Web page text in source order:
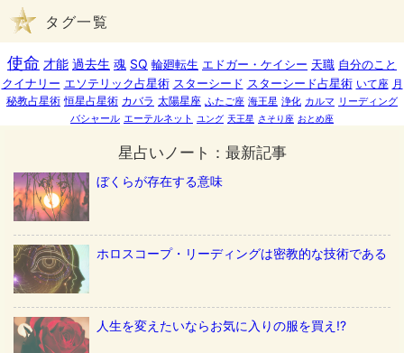
タグ一覧
使命 才能 過去生 魂 SQ 輪廻転生 エドガー・ケイシー 天職 自分のこと
クイナリー エソテリック占星術 スターシード スターシード占星術 いて座 月
秘教占星術 恒星占星術 カバラ 太陽星座 ふたご座 海王星 浄化 カルマ リーディング
バシャール エーテルネット ユング 天王星 さそり座 おとめ座
星占いノート：最新記事
ぼくらが存在する意味
ホロスコープ・リーディングは密教的な技術である
人生を変えたいならお気に入りの服を買え!?